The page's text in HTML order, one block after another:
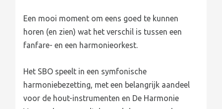
Een mooi moment om eens goed te kunnen
horen (en zien) wat het verschil is tussen een
fanfare- en een harmonieorkest.
Het SBO speelt in een symfonische
harmoniebezetting, met een belangrijk aandeel
voor de hout-instrumenten en De Harmonie